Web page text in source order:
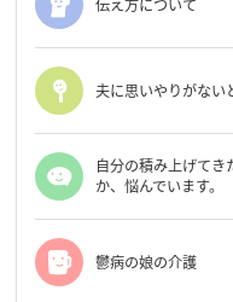
夫に思いやりがない
自分の積み上げて
か、悩んでいます。
鬱病の娘の介護